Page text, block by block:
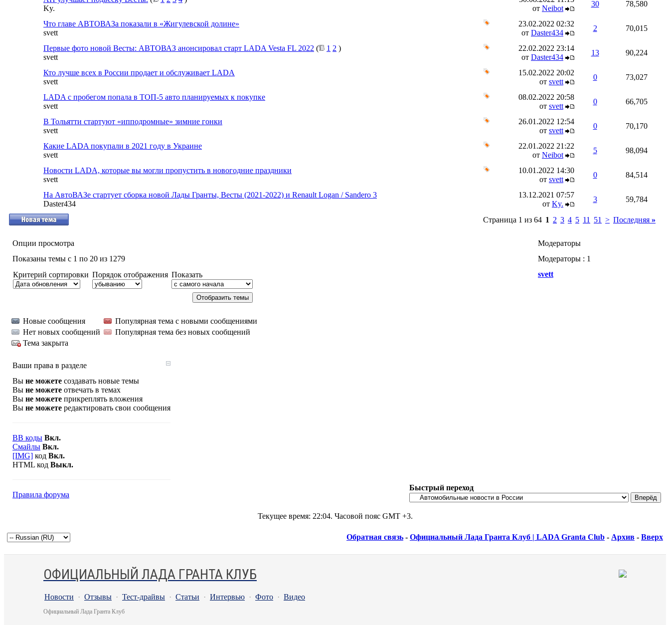
Ky.
от Neibot
30 78,580
Что главе АВТОВАЗа показали в «Жигулевской долине»
svett
23.02.2022 02:32
от Daster434
2 70,015
Первые фото новой Весты: АВТОВАЗ анонсировал старт LADA Vesta FL 2022 ( 1 2 )
svett
22.02.2022 23:14
от Daster434
13 90,224
Кто лучше всех в России продает и обслуживает LADA
svett
15.02.2022 20:02
от svett
0 73,027
LADA с пробегом попала в ТОП-5 авто планируемых к покупке
svett
08.02.2022 20:58
от svett
0 66,705
В Тольятти стартуют «ипподромные» зимние гонки
svett
26.01.2022 12:54
от svett
0 70,170
Какие LADA покупали в 2021 году в Украине
svett
22.01.2022 21:22
от Neibot
5 98,094
Новости LADA, которые вы могли пропустить в новогодние праздники
svett
10.01.2022 14:30
от svett
0 84,514
На АвтоВАЗе стартует сборка новой Лады Гранты, Весты (2021-2022) и Renault Logan / Sandero 3
Daster434
13.12.2021 07:57
от Ky.
3 59,784
Страница 1 из 64 1 2 3 4 5 11 51 > Последняя »
Опции просмотра
Модераторы
Показаны темы с 1 по 20 из 1279
Модераторы : 1
Критерий сортировки Порядок отображения Показать svett
Новые сообщения
Популярная тема с новыми сообщениями
Нет новых сообщений
Популярная тема без новых сообщений
Тема закрыта
Ваши права в разделе
Вы не можете создавать новые темы
Вы не можете отвечать в темах
Вы не можете прикреплять вложения
Вы не можете редактировать свои сообщения
BB коды Вкл.
Смайлы Вкл.
[IMG] код Вкл.
HTML код Выкл.
Правила форума
Быстрый переход
Текущее время: 22:04. Часовой пояс GMT +3.
Обратная связь - Официальный Лада Гранта Клуб | LADA Granta Club - Архив - Вверх
ОФИЦИАЛЬНЫЙ ЛАДА ГРАНТА КЛУБ
Новости · Отзывы · Тест-драйвы · Статьи · Интервью · Фото · Видео
Официальный Лада Гранта Клуб